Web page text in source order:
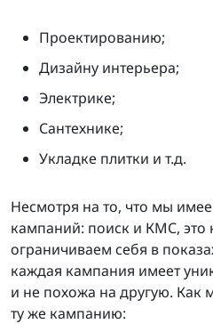
Проектированию;
Дизайну интерьера;
Электрике;
Сантехнике;
Укладке плитки и т.д.
Несмотря на то, что мы
кампаний: поиск и КМС, это
ограничиваем себя в
каждая кампания имеет
и не похожа на другую. Как
ту же кампанию: